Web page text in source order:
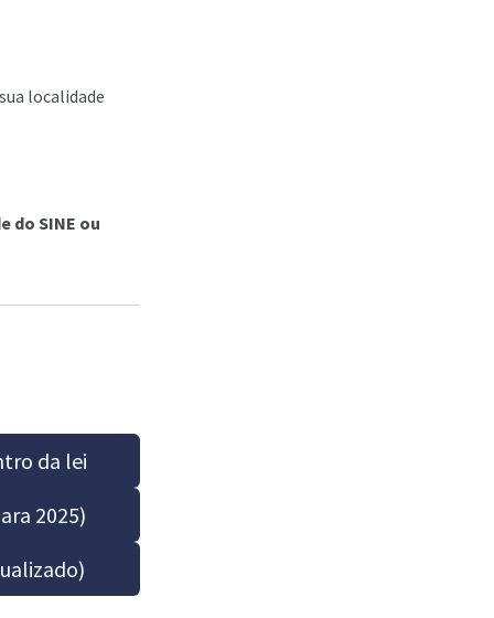
localidade
do SINE ou
da lei
2025)